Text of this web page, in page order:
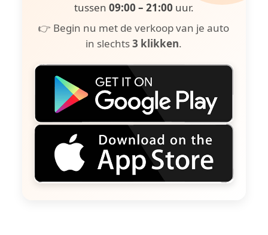
tussen 09:00 – 21:00 uur.
👉 Begin nu met de verkoop van je auto
in slechts3 klikken.